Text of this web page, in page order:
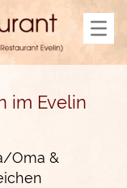
im Evelin
Oma &